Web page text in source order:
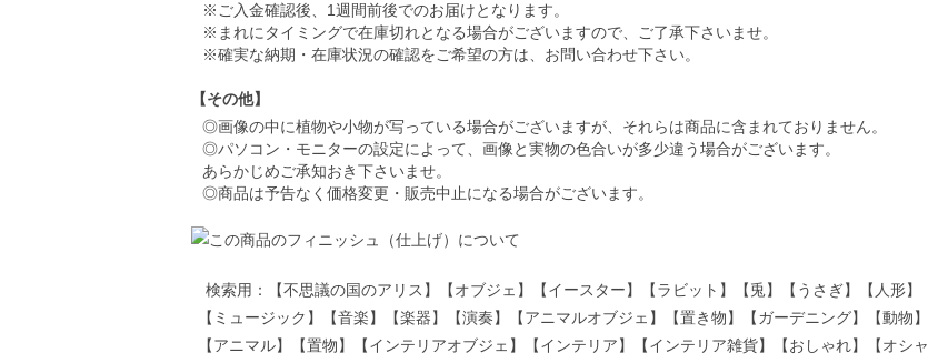
※ご入金確認後、1週間前後でのお届けとなります。
※まれにタイミングで在庫切れとなる場合がございますので、ご了承下さいませ。
※確実な納期・在庫状況の確認をご希望の方は、お問い合わせ下さい。
【その他】
◎画像の中に植物や小物が写っている場合がございますが、それらは商品に含まれておりません。
◎パソコン・モニターの設定によって、画像と実物の色合いが多少違う場合がございます。
あらかじめご承知おき下さいませ。
◎商品は予告なく価格変更・販売中止になる場合がございます。
検索用：【不思議の国のアリス】【オブジェ】【イースター】【ラビット】【兎】【うさぎ】【人形】
【ミュージック】【音楽】【楽器】【演奏】【アニマルオブジェ】【置き物】【ガーデニング】【動物】
【アニマル】【置物】【インテリアオブジェ】【インテリア】【インテリア雑貨】【おしゃれ】【オシャ